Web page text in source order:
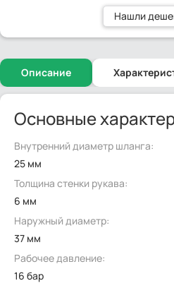
Нашли
Описание
Основные
Внутренний диаметр шланга:
25 мм
Толщина стенки рукава:
6 мм
Наружный диаметр:
37 мм
Рабочее давление:
16 бар